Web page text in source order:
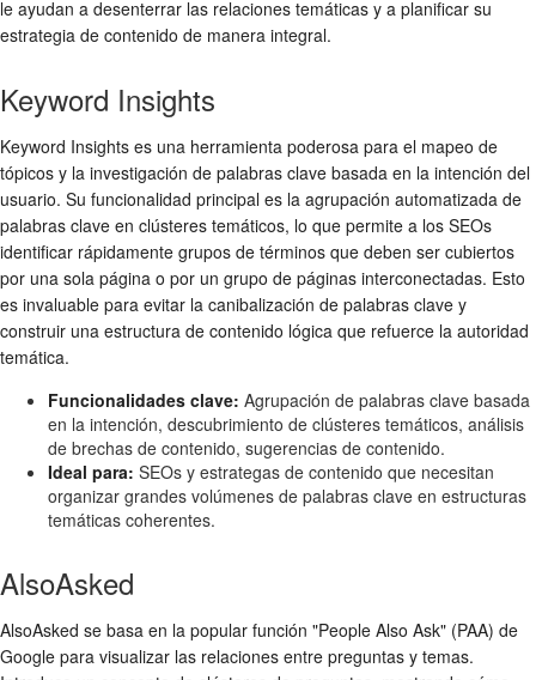
le ayudan a desenterrar las relaciones temáticas y a planificar su
estrategia de contenido de manera integral.
Keyword Insights
Keyword Insights es una herramienta poderosa para el mapeo de
tópicos y la investigación de palabras clave basada en la intención del
usuario. Su funcionalidad principal es la agrupación automatizada de
palabras clave en clústeres temáticos, lo que permite a los SEOs
identificar rápidamente grupos de términos que deben ser cubiertos
por una sola página o por un grupo de páginas interconectadas. Esto
es invaluable para evitar la canibalización de palabras clave y
construir una estructura de contenido lógica que refuerce la autoridad
temática.
Funcionalidades clave: Agrupación de palabras clave basada
en la intención, descubrimiento de clústeres temáticos, análisis
de brechas de contenido, sugerencias de contenido.
Ideal para: SEOs y estrategas de contenido que necesitan
organizar grandes volúmenes de palabras clave en estructuras
temáticas coherentes.
AlsoAsked
AlsoAsked se basa en la popular función "People Also Ask" (PAA) de
Google para visualizar las relaciones entre preguntas y temas.